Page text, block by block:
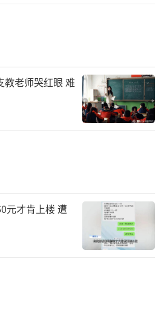
教老师哭红眼 难
元才肯上楼 遭